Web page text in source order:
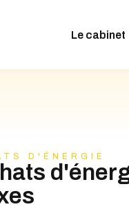
Le cabinet
D'ÉNERGIE